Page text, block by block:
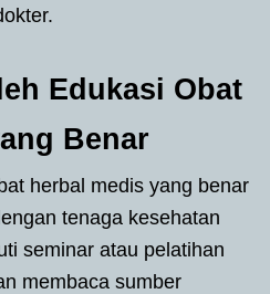
Edukasi Obat
Benar
herbal medis yang benar
tenaga kesehatan
seminar atau pelatihan
membaca sumber